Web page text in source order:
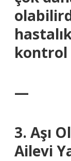
kontrol
—
3. Aşı
Ailevi